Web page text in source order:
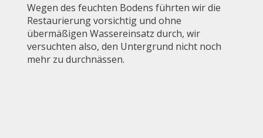
Wegen des feuchten Bodens führten wir die
Restaurierung vorsichtig und ohne
übermäßigen Wassereinsatz durch, wir
versuchten also, den Untergrund nicht noch
mehr zu durchnässen.